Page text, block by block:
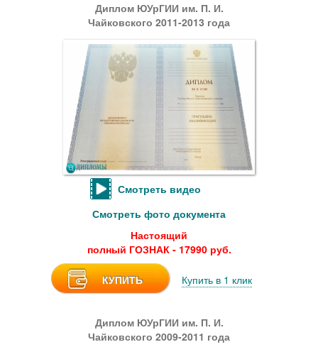
Диплом ЮУрГИИ им. П. И.
Чайковского 2011-2013 года
Смотреть видео
Смотреть фото документа
Настоящий
полный ГОЗНАК - 17990 руб.
КУПИТЬ Купить в 1 клик
Диплом ЮУрГИИ им. П. И.
Чайковского 2009-2011 года